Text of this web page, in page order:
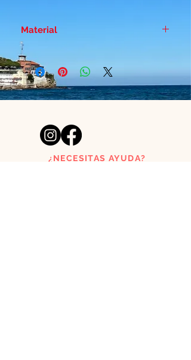
Material
Papel duro estucado - Brillo 300
gr
¿NECESITAS AYUDA?